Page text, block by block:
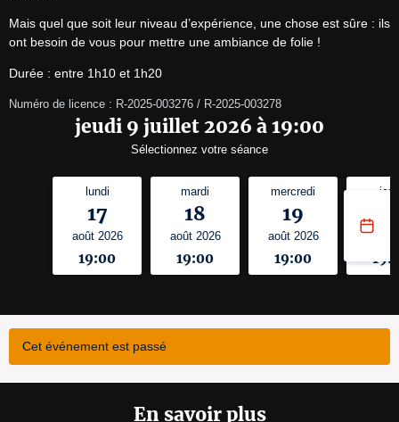
Mais quel que soit leur niveau d’expérience, une chose est sûre : ils
ont besoin de vous pour mettre une ambiance de folie !
Durée : entre 1h10 et 1h20
Numéro de licence : R-2025-003276 / R-2025-003278
jeudi 9 juillet 2026 à 19:00
Sélectionnez votre séance
lundi
17
août 2026
19:00
mardi
18
août 2026
19:00
mercredi
19
août 2026
19:00
août
Cet événement est passé
En savoir plus